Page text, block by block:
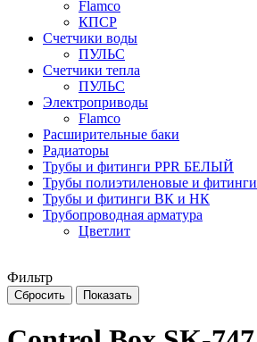
Flamco
КПСР
Счетчики воды
ПУЛЬС
Счетчики тепла
ПУЛЬС
Электроприводы
Flamco
Расширительные баки
Радиаторы
Трубы и фитинги PPR БЕЛЫЙ
Трубы полиэтиленовые и фитинги
Трубы и фитинги ВК и НК
Трубопроводная арматура
Цветлит
Фильтр